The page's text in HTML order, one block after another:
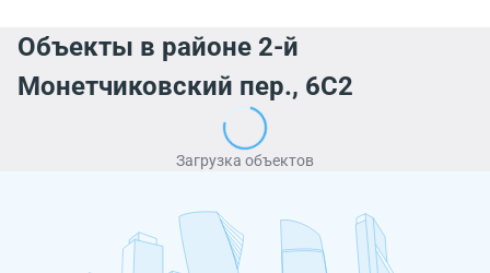
Объекты в районе 2-й
Монетчиковский пер., 6С2
Загрузка объектов